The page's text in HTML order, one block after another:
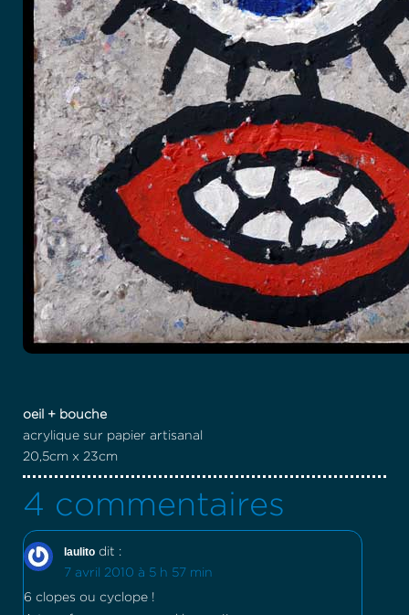
oeil + bouche
acrylique sur papier artisanal
20,5cm x 23cm
4 commentaires
laulito dit :
7 avril 2010 à 5 h 57 min
6 clopes ou cyclope !